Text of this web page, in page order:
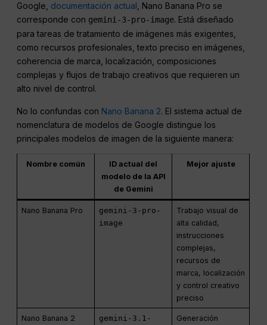
Google, documentación actual , Nano Banana Pro se
corresponde con gemini-3-pro-image. Está diseñado
para tareas de tratamiento de imágenes más exigentes,
como recursos profesionales, texto preciso en imágenes,
coherencia de marca, localización, composiciones
complejas y flujos de trabajo creativos que requieren un
alto nivel de control.
No lo confundas con Nano Banana 2. El sistema actual de
nomenclatura de modelos de Google distingue los
principales modelos de imagen de la siguiente manera:
Nombre común
ID actual del
modelo de la API
de Gemini
Mejor ajuste
Nano Banana Pro
gemini-3-pro-
image
Trabajo visual de
alta calidad,
instrucciones
complejas,
recursos de
marca, localización
y control creativo
preciso
Nano Banana 2
gemini-3.1-
Generación